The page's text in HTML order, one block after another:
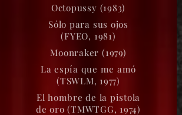
Octopussy (1983)
Sólo para sus ojos
(FYEO, 1981)
Moonraker (1979)
La espía que me amó
(TSWLM, 1977)
El hombre de la pistola
de oro (TMWTGG, 1974)